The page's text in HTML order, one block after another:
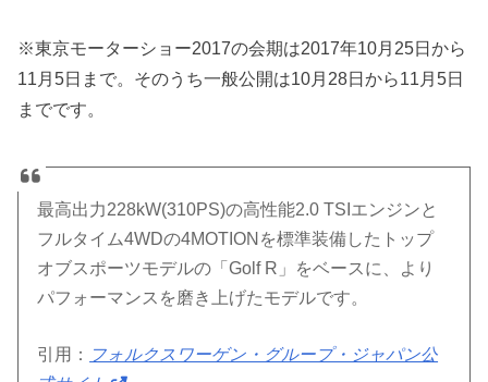
※東京モーターショー2017の会期は2017年10月25日から
11月5日まで。そのうち一般公開は10月28日から11月5日
までです。
最高出力228kW(310PS)の高性能2.0 TSIエンジンと
フルタイム4WDの4MOTIONを標準装備したトップ
オブスポーツモデルの「Golf R」をベースに、より
パフォーマンスを磨き上げたモデルです。
引用：
フォルクスワーゲン・グループ・ジャパン公